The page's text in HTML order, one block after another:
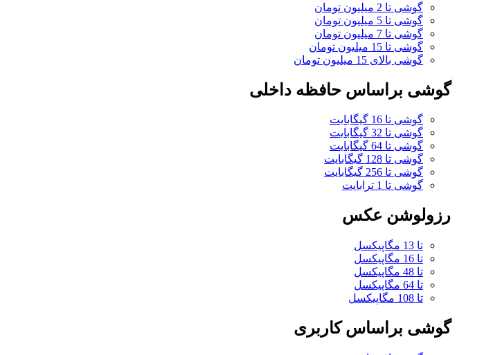
گوشی تا 2 میلیون تومان
گوشی تا 5 میلیون تومان
گوشی تا 7 میلیون تومان
گوشی تا 15 میلیون تومان
گوشی بالای 15 میلیون تومان
گوشی براساس حافظه داخلی
گوشی تا 16 گیگابایت
گوشی تا 32 گیگابایت
گوشی تا 64 گیگابایت
گوشی تا 128 گیگابایت
گوشی تا 256 گیگابایت
گوشی تا 1 ترابایت
رزولوشن عکس
تا 13 مگاپیکسل
تا 16 مگاپیکسل
تا 48 مگاپیکسل
تا 64 مگاپیکسل
تا 108 مگاپیکسل
گوشی براساس کاربری